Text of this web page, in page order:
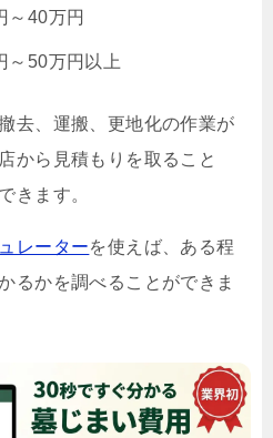
～40万円
～50万円以上
去、運搬、更地化の作業が
から見積もりを取ること
きます。
レーターを使えば、ある程
るかを調べることができま